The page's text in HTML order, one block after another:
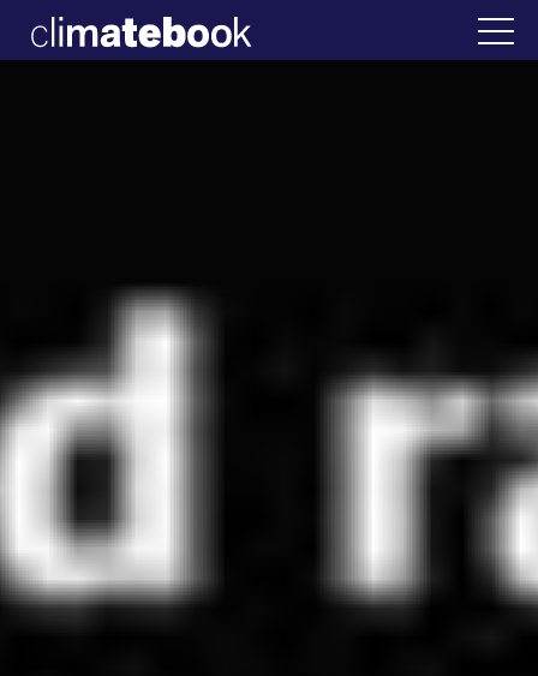
22 ΙΑΝ 2026 2025 Η άβολη αλήθεια